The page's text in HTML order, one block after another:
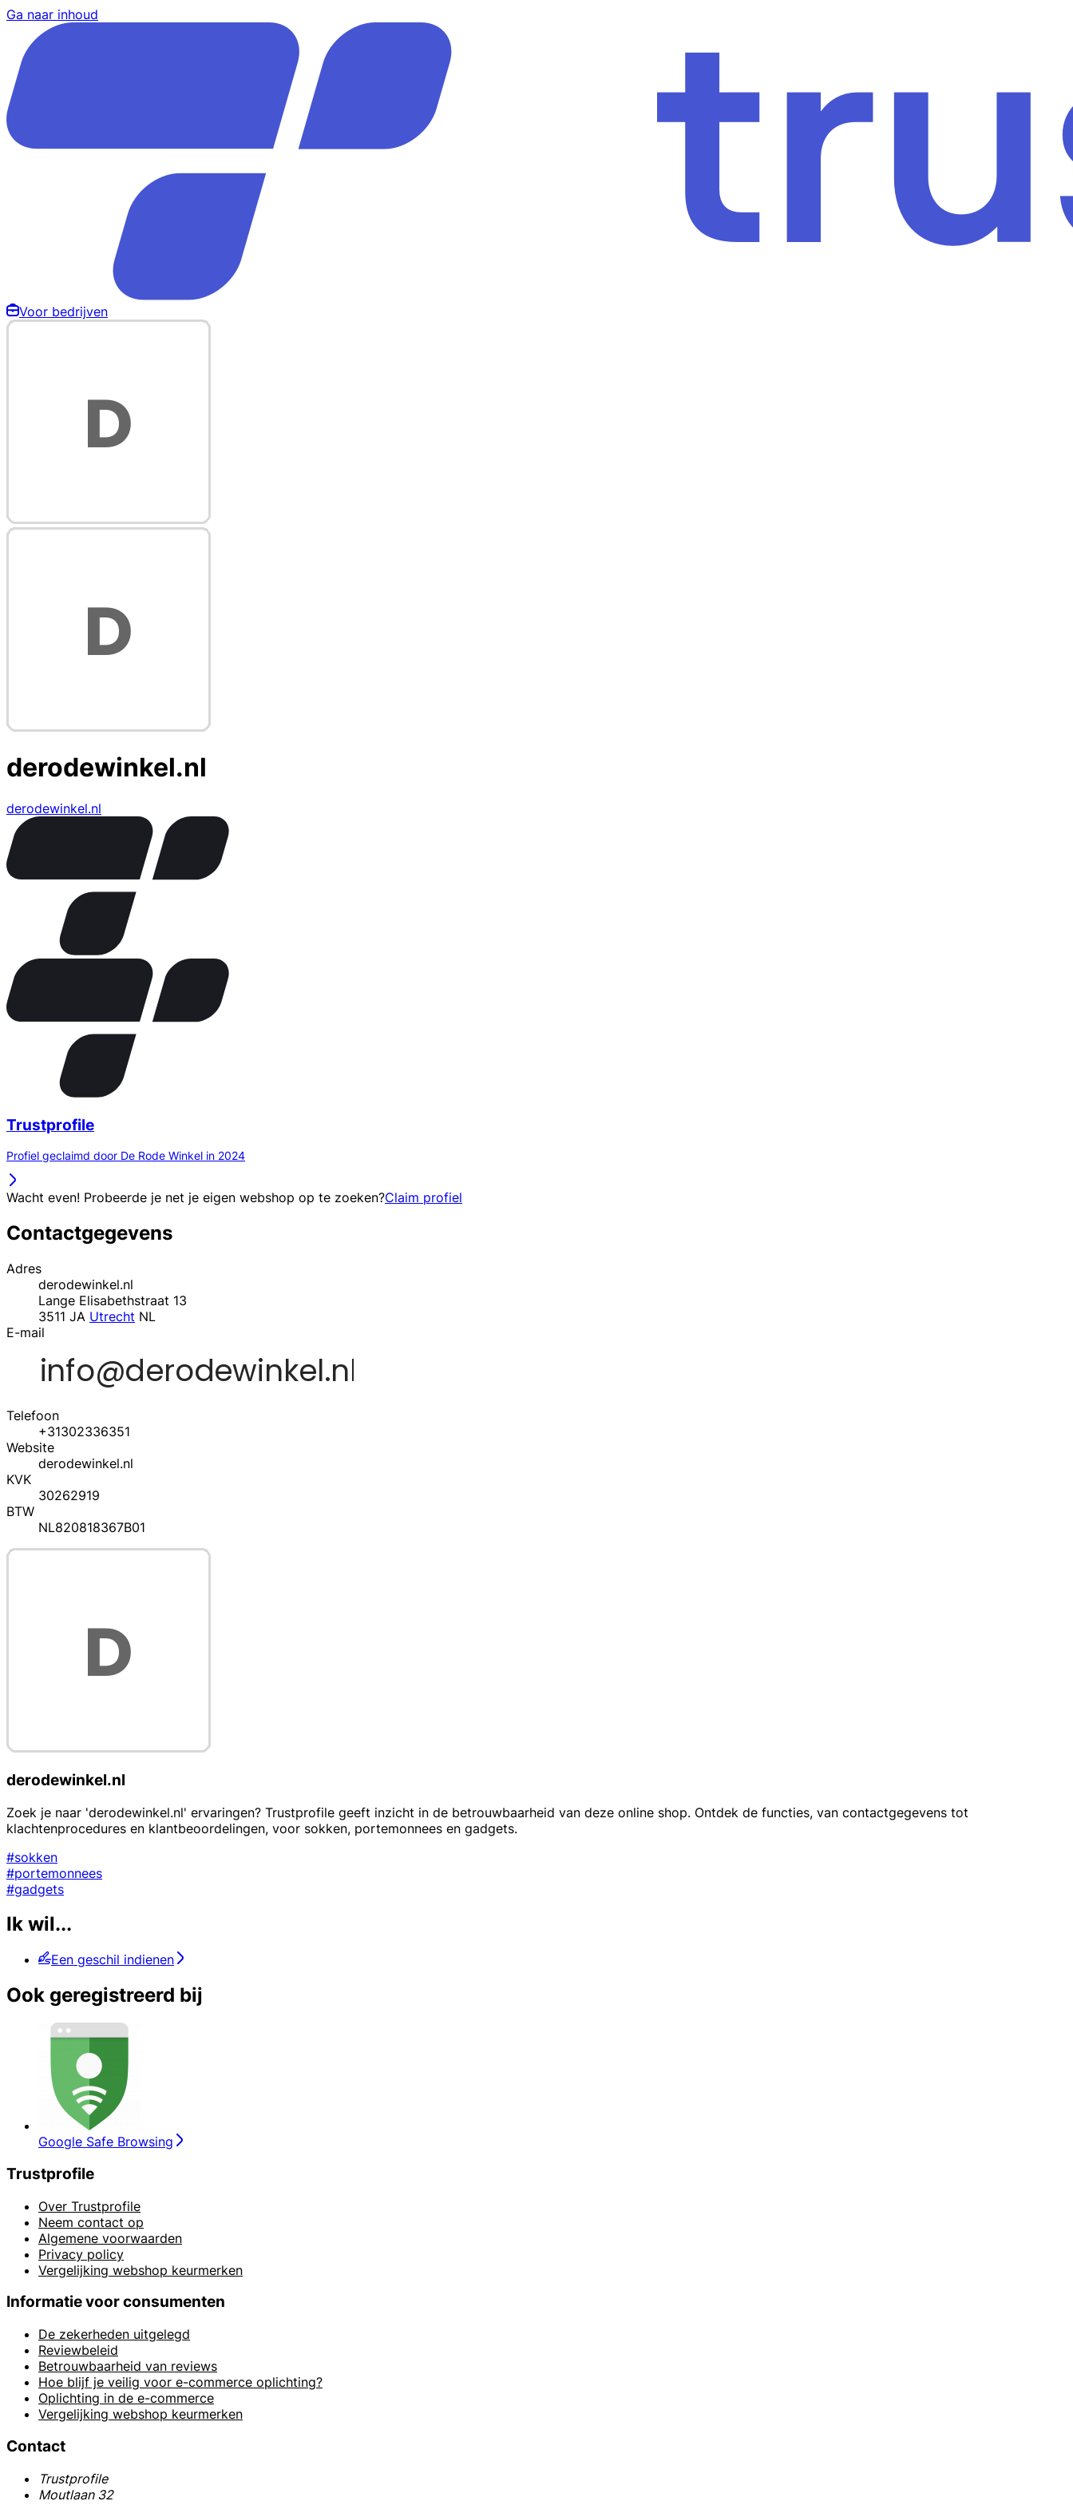
Ga naar inhoud
Voor bedrijven
derodewinkel.nl
derodewinkel.nl
Trustprofile
Profiel geclaimd door De Rode Winkel in 2024
Wacht even! Probeerde je net je eigen webshop op te zoeken?Claim profiel
Contactgegevens
Adres
derodewinkel.nl
Lange Elisabethstraat 13
3511 JA Utrecht NL
E-mail
Telefoon
+31302336351
Website
derodewinkel.nl
KVK
30262919
BTW
NL820818367B01
derodewinkel.nl
Zoek je naar 'derodewinkel.nl' ervaringen? Trustprofile geeft inzicht in de betrouwbaarheid van deze online shop. Ontdek de functies, van contactgegevens tot
klachtenprocedures en klantbeoordelingen, voor sokken, portemonnees en gadgets.
#sokken
#portemonnees
#gadgets
Ik wil...
Een geschil indienen
Ook geregistreerd bij
Google Safe Browsing
Trustprofile
Over Trustprofile
Neem contact op
Algemene voorwaarden
Privacy policy
Vergelijking webshop keurmerken
Informatie voor consumenten
De zekerheden uitgelegd
Reviewbeleid
Betrouwbaarheid van reviews
Hoe blijf je veilig voor e-commerce oplichting?
Oplichting in de e-commerce
Vergelijking webshop keurmerken
Contact
Trustprofile
Moutlaan 32